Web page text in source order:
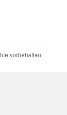
vorbehalten.